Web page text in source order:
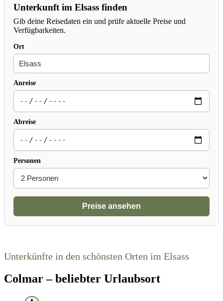
Unterkunft im Elsass finden
Gib deine Reisedaten ein und prüfe aktuelle Preise und
Verfügbarkeiten.
Ort
Anreise
Abreise
Personen
Preise ansehen
Unterkünfte in den schönsten Orten im Elsass
Colmar – beliebter Urlaubsort